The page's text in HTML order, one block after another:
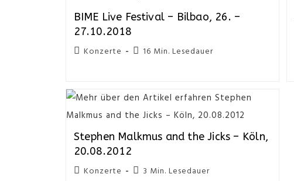
BIME Live Festival – Bilbao, 26. –
27.10.2018
Konzerte 16 Min. Lesedauer
Stephen Malkmus and the Jicks – Köln,
20.08.2012
Konzerte 3 Min. Lesedauer